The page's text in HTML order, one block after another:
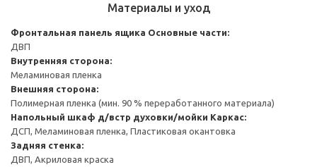
Материалы и уход
Фронтальная панель ящика Основные части:
ДВП
Внутренняя сторона:
Меламиновая пленка
Внешняя сторона:
Полимерная пленка (мин. 90 % переработанного материала)
Напольный шкаф д/встр духовки/мойки Каркас:
ДСП, Меламиновая пленка, Пластиковая окантовка
Задняя стенка:
ДВП, Акриловая краска